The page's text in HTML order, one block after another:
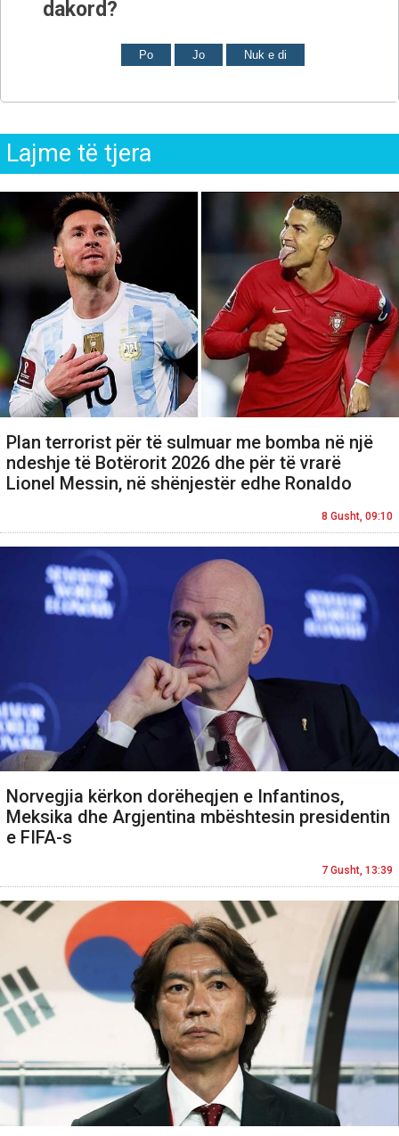
dakord?
Po Jo Nuk e di
Lajme të tjera
Plan terrorist për të sulmuar me bomba në një
ndeshje të Botërorit 2026 dhe për të vrarë
Lionel Messin, në shënjestër edhe Ronaldo
8 Gusht, 09:10
Norvegjia kërkon dorëheqjen e Infantinos,
Meksika dhe Argjentina mbështesin presidentin
e FIFA-s
7 Gusht, 13:39